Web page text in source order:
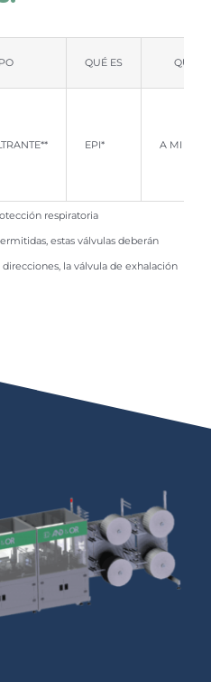
QUÉ ES QUÉ
EPI* A MI DE
respiratoria
estas válvulas deberán
la válvula de exhalación